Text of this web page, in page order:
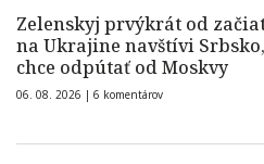
Zelenskyj prvýkrát od
na Ukrajine navštívi
chce odpútať od Moskvy
06. 08. 2026 | 6 komentárov